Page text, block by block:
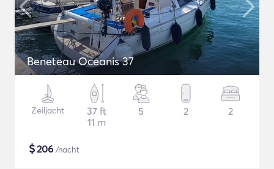
Beneteau Oceanis 37
Zeiljacht
37 ft
11 m
5 2 2
$206 /nacht